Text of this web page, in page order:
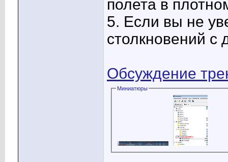
полета в
5. Если вы не
столкновений с
Обсуждение
Миниатюры